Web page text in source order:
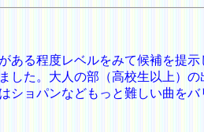
ある程度レベルをみて候補を提
した。大人の部（高校生以上）
ショパンなどもっと難しい曲をバ